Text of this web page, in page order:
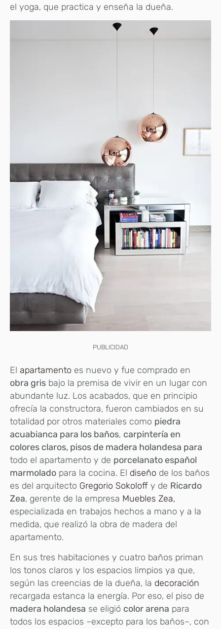
el yoga, que practica y enseña la dueña.
PUBLICIDAD
El apartamento es nuevo y fue comprado en
obra gris bajo la premisa de vivir en un lugar con
abundante luz. Los acabados, que en principio
ofrecía la constructora, fueron cambiados en su
totalidad por otros materiales como piedra
acuabianca para los baños, carpintería en
colores claros, pisos de madera holandesa para
todo el apartamento y de porcelanato español
marmolado para la cocina. El diseño de los baños
es del arquitecto Gregorio Sokoloff y de Ricardo
Zea, gerente de la empresa Muebles Zea,
especializada en trabajos hechos a mano y a la
medida, que realizó la obra de madera del
apartamento.
En sus tres habitaciones y cuatro baños priman
los tonos claros y los espacios limpios ya que,
según las creencias de la dueña, la decoración
recargada estanca la energía. Por eso, el piso de
madera holandesa se eligió color arena para
todos los espacios –excepto para los baños–, con